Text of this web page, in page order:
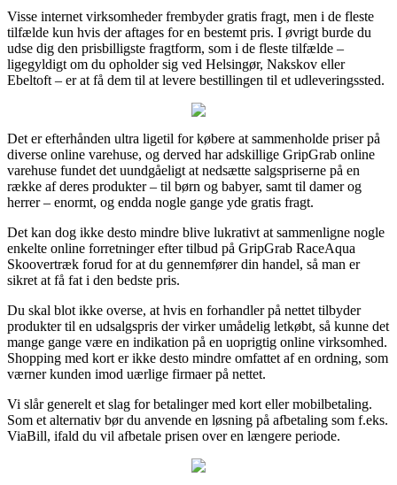
Visse internet virksomheder frembyder gratis fragt, men i de fleste
tilfælde kun hvis der aftages for en bestemt pris. I øvrigt burde du
udse dig den prisbilligste fragtform, som i de fleste tilfælde –
ligegyldigt om du opholder sig ved Helsingør, Nakskov eller
Ebeltoft – er at få dem til at levere bestillingen til et udleveringssted.
Det er efterhånden ultra ligetil for købere at sammenholde priser på
diverse online varehuse, og derved har adskillige GripGrab online
varehuse fundet det uundgåeligt at nedsætte salgspriserne på en
række af deres produkter – til børn og babyer, samt til damer og
herrer – enormt, og endda nogle gange yde gratis fragt.
Det kan dog ikke desto mindre blive lukrativt at sammenligne nogle
enkelte online forretninger efter tilbud på GripGrab RaceAqua
Skoovertræk forud for at du gennemfører din handel, så man er
sikret at få fat i den bedste pris.
Du skal blot ikke overse, at hvis en forhandler på nettet tilbyder
produkter til en udsalgspris der virker umådelig letkøbt, så kunne det
mange gange være en indikation på en uoprigtig online virksomhed.
Shopping med kort er ikke desto mindre omfattet af en ordning, som
værner kunden imod uærlige firmaer på nettet.
Vi slår generelt et slag for betalinger med kort eller mobilbetaling.
Som et alternativ bør du anvende en løsning på afbetaling som f.eks.
ViaBill, ifald du vil afbetale prisen over en længere periode.